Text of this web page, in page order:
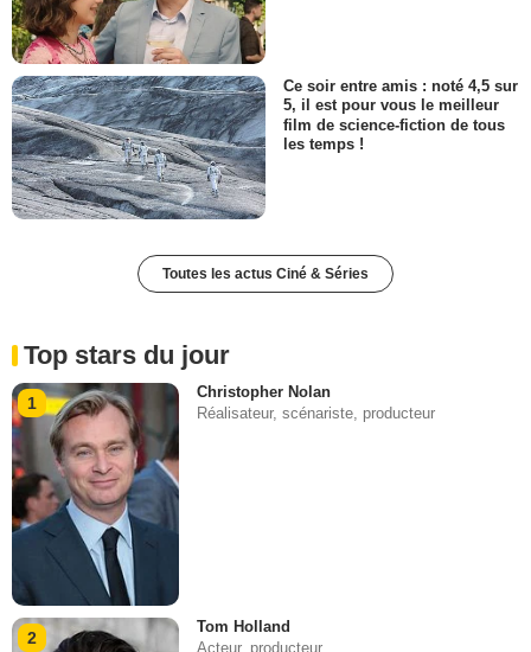
Ce soir entre amis : noté 4,5 sur
5, il est pour vous le meilleur
film de science-fiction de tous
les temps !
Toutes les actus Ciné & Séries
Top stars du jour
1
Christopher Nolan
Réalisateur, scénariste, producteur
2
Tom Holland
Acteur, producteur